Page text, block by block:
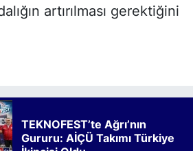
artırılması gerektiğini
TEKNOFEST’te Ağrı’nın
Gururu: AİÇÜ Takımı Türkiye